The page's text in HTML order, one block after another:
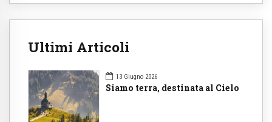
Ultimi Articoli
13 Giugno 2026
Siamo terra, destinata al Cielo